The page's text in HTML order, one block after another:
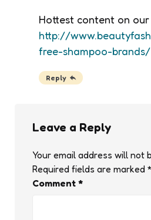
Hottest content on
http://
free-shampoo-brands/
Reply
Leave a Reply
Your email address will not
Required fields are marked *
Comment *